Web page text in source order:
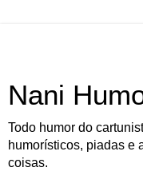
Nani
Todo humor do
humorísticos, piadas e
coisas.